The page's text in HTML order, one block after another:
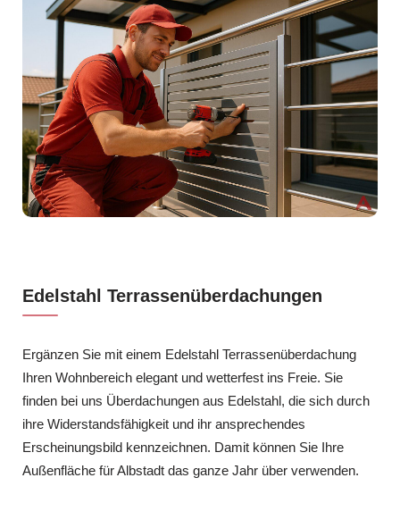
Edelstahl Terrassenüberdachungen
Ergänzen Sie mit einem Edelstahl Terrassenüberdachung
Ihren Wohnbereich elegant und wetterfest ins Freie. Sie
finden bei uns Überdachungen aus Edelstahl, die sich durch
ihre Widerstandsfähigkeit und ihr ansprechendes
Erscheinungsbild kennzeichnen. Damit können Sie Ihre
Außenfläche für Albstadt das ganze Jahr über verwenden.